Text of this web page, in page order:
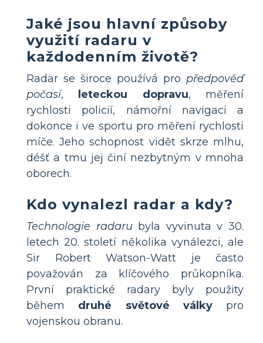
Jaké jsou hlavní způsoby
využití radaru v
každodenním životě?
Radar se široce používá pro předpověď
počasí, leteckou dopravu, měření
rychlosti policií, námořní navigaci a
dokonce i ve sportu pro měření rychlosti
míče. Jeho schopnost vidět skrze mlhu,
déšť a tmu jej činí nezbytným v mnoha
oborech.
Kdo vynalezl radar a kdy?
Technologie radarubyla vyvinuta v 30.
letech 20. století několika vynálezci, ale
Sir Robert Watson-Watt je často
považován za klíčového průkopníka.
První praktické radary byly použity
během druhé světové válkypro
vojenskou obranu.